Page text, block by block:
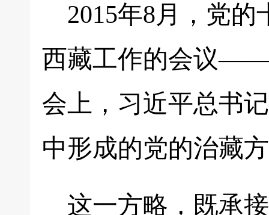
2015年8月，党
西藏工作的会议——
会上，习近平总书
中形成的党的治藏
这一方略，既承